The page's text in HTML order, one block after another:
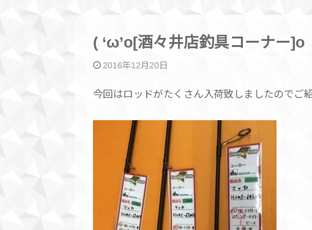
( ‘ω’o[酒々井店釣具コーナー]o
2016年12月20日
今回はロッドがたくさん入荷致しましたのでご